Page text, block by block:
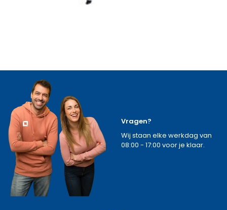
Vragen?
Wij staan elke werkdag van
08:00 - 17:00 voor je klaar.